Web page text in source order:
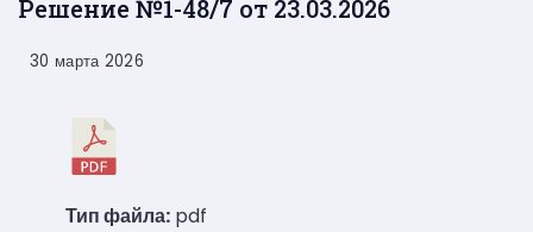
Решение №1-48/7 от 23.03.2026
30 марта 2026
Тип файла: pdf